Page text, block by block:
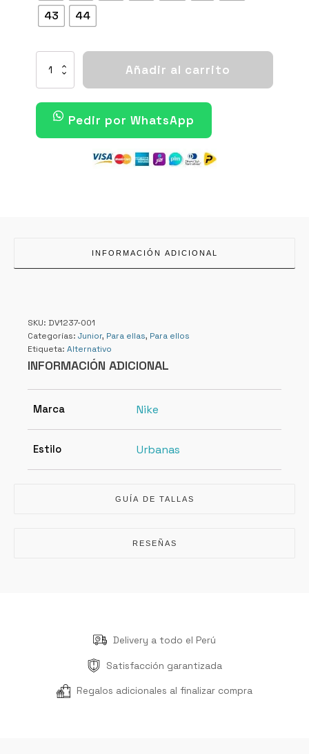
43
44
MOTIVA
BLACK
ANTHRACITE
cantidad
Añadir al carrito
Pedir por WhatsApp
INFORMACIÓN ADICIONAL
SKU: DV1237-001
Categorías: Junior, Para ellas, Para ellos
Etiqueta: Alternativo
INFORMACIÓN ADICIONAL
Marca Nike
Estilo Urbanas
GUÍA DE TALLAS
RESEÑAS
Delivery a todo el Perú
Satisfacción garantizada
Regalos adicionales al finalizar compra